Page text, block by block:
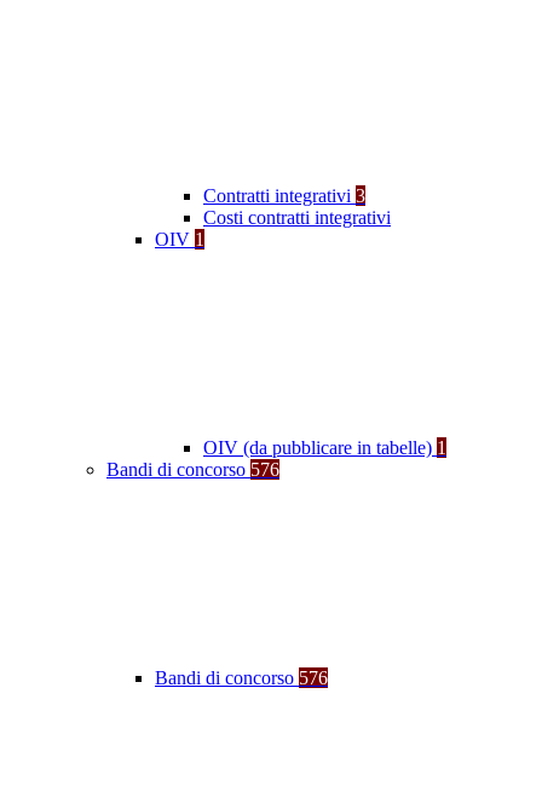
Contratti integrativi 3
Costi contratti integrativi
OIV 1
OIV (da pubblicare in tabelle) 1
Bandi di concorso 576
Bandi di concorso 576